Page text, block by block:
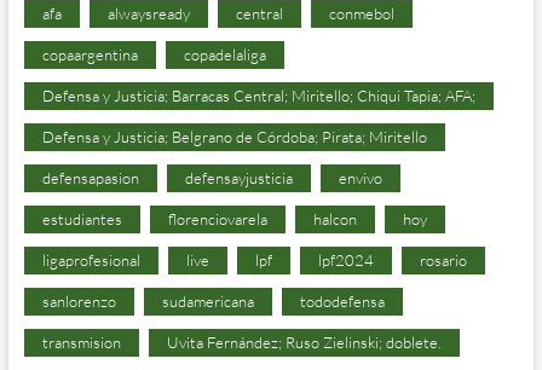
afa alwaysready central conmebol
copaargentina copadelaliga
Defensa y Justicia; Barracas Central; Miritello; Chiqui Tapia; AFA;
Defensa y Justicia; Belgrano de Córdoba; Pirata; Miritello
defensapasion defensayjusticia envivo
estudiantes florenciovarela halcon hoy
ligaprofesional live lpf lpf2024 rosario
sanlorenzo sudamericana tododefensa
transmision Uvita Fernández; Ruso Zielinski; doblete.